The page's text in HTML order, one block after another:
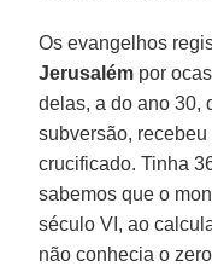
Os evangelhos
Jerusalém por
delas, a do ano 30,
subversão,
crucificado. Tinha
sabemos que o
século VI, ao
não conhecia o